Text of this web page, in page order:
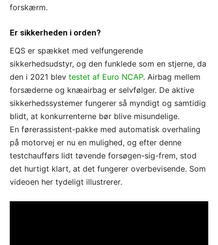
forskærm.
Er sikkerheden i orden?
EQS er spækket med velfungerende
sikkerhedsudstyr, og den funklede som en stjerne, da
den i 2021 blev testet af Euro NCAP. Airbag mellem
forsæderne og knæairbag er selvfølger. De aktive
sikkerhedssystemer fungerer så myndigt og samtidig
blidt, at konkurrenterne bør blive misundelige.
En førerassistent-pakke med automatisk overhaling
på motorvej er nu en mulighed, og efter denne
testchaufførs lidt tøvende forsøgen-sig-frem, stod
det hurtigt klart, at det fungerer overbevisende. Som
videoen her tydeligt illustrerer.